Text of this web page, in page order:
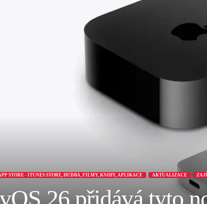
STORE - ITUNES STORE, HUDBA, FILMY, KNIHY, APLIKACE AKTUALIZACE
26 přidává tyto